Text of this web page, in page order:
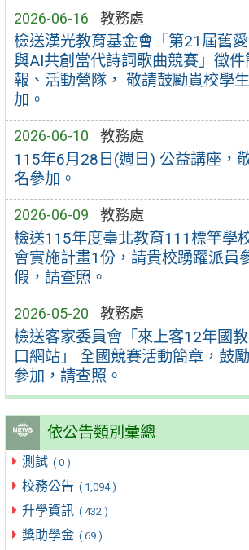
2026-06-16 教務處
檢送漢光教育基金會「第21屆舊
與AI共創當代詩詞歌曲競賽」徵
報、活動營隊， 敬請鼓勵貴校學
加。
2026-06-10 教務處
115年6月28日(週日) 公益講座，
名參加。
2026-06-09 教務處
檢送115年度臺北教育111標竿學
會實施計畫1份，請貴校踴躍派員
假，請查照。
2026-05-20 教務處
檢送客家委員會「來上客12年國
口網站」 全國競賽活動簡章，鼓
參加，請查照。
依公告類別彙總
測試 ( 0 )
校務公告 ( 1,094 )
升學資訊 ( 432 )
獎助學金 ( 69 )